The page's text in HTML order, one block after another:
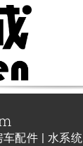
车配件 水系统